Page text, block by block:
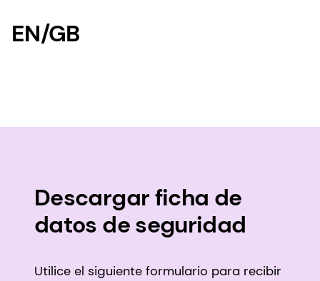
EN/GB
Descargar ficha de
datos de seguridad
Utilice el siguiente formulario para recibir